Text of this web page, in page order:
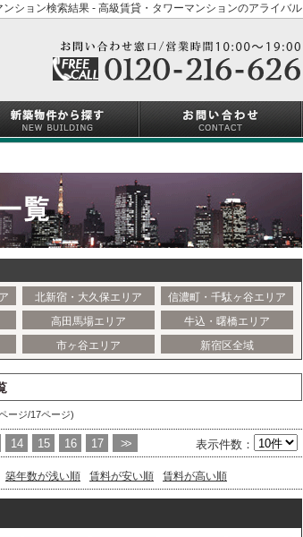
ンション検索結果 - 高級賃貸・タワーマンションのアライバル
北新宿・大久保エリア
信濃町・千駄ヶ谷エリア
高田馬場エリア
牛込・曙橋エリア
市ヶ谷エリア 新宿区全域
ージ/17ページ)
14 15 16 17 >> 表示件数：
築年数が浅い順 賃料が安い順 賃料が高い順